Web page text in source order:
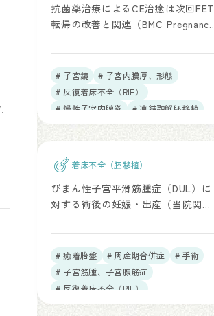
抗菌薬治療によるCE治癒は次回FET
転帰の改善と関連（BMC Pregnancy
# 子宮鏡
# 子宮内膜厚、形態
# 反復着床不全（RIF）
# 慢性子宮内膜炎
# 凍結融解胚移植
着床不全（胚移植）
びまん性子宮平滑筋腫症（DUL）に
対する術後の妊娠・出産（当院関連
2026）
# 癒着胎盤 # 周産期合併症
# 手術
# 子宮筋腫、子宮腺筋症
# 反復着床不全（RIF）